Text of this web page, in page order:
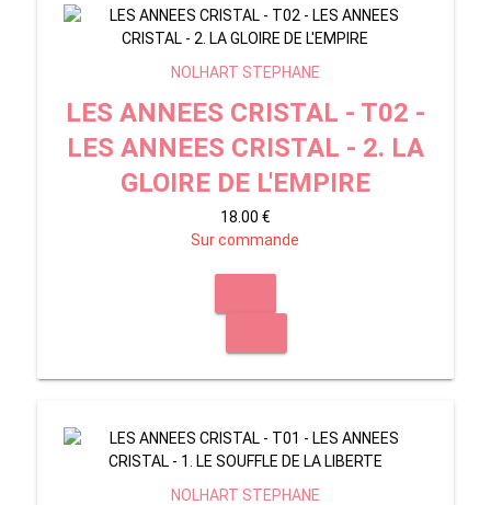
NOLHART STEPHANE
LES ANNEES CRISTAL - T02 -
LES ANNEES CRISTAL - 2. LA
GLOIRE DE L'EMPIRE
18.00 €
Sur commande
NOLHART STEPHANE